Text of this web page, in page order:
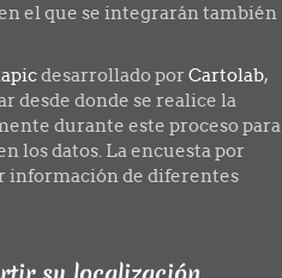
el que se integrarán también
desarrollado por Cartolab,
desde donde se realice la
durante este proceso para
los datos. La encuesta por
información de diferentes